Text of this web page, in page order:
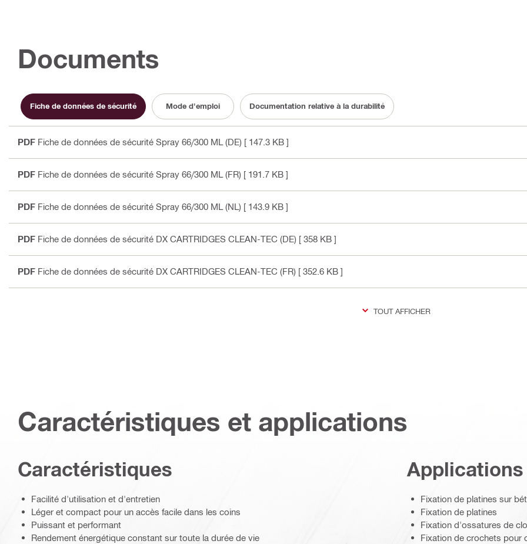
Documents
Fiche de données de sécurité Mode d'emploi Documentation relative à la durabilité
PDF Fiche de données de sécurité Spray 66/300 ML (DE) [ 147.3 KB ]
PDF Fiche de données de sécurité Spray 66/300 ML (FR) [ 191.7 KB ]
PDF Fiche de données de sécurité Spray 66/300 ML (NL) [ 143.9 KB ]
PDF Fiche de données de sécurité DX CARTRIDGES CLEAN-TEC (DE) [ 358 KB ]
PDF Fiche de données de sécurité DX CARTRIDGES CLEAN-TEC (FR) [ 352.6 KB ]
TOUT AFFICHER
Caractéristiques et applications
Caractéristiques
Facilité d'utilisation et d'entretien
Léger et compact pour un accès facile dans les coins
Puissant et performant
Rendement énergétique constant sur toute la durée de vie
Applications
Fixation de platines sur
Fixation de platines
Fixation d'ossatures de
Fixation de crochets pour